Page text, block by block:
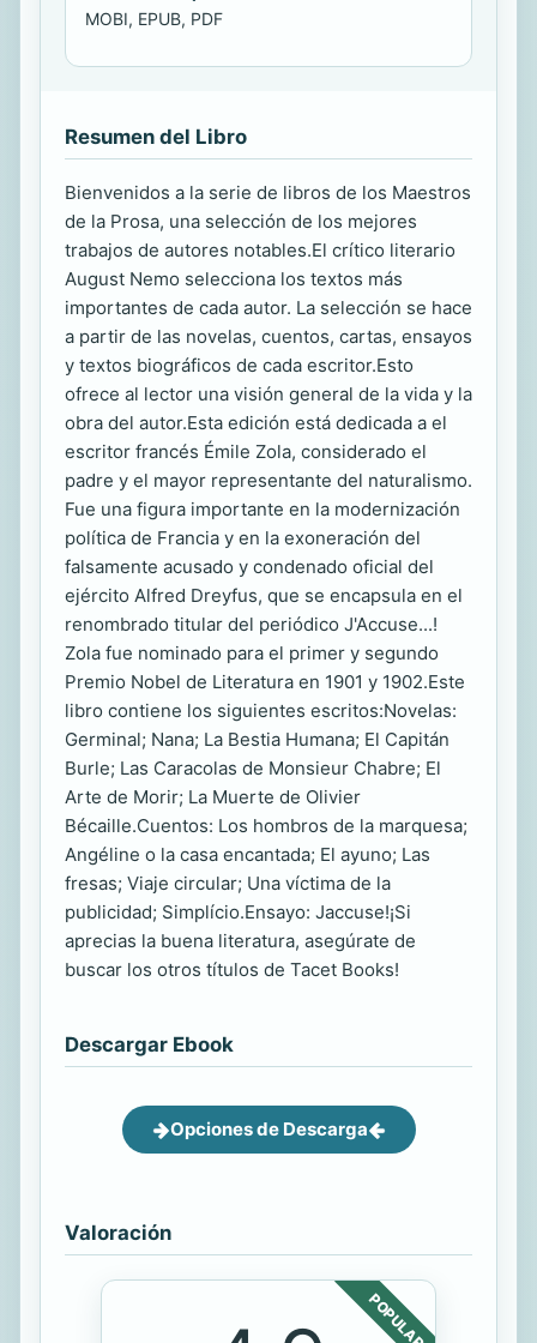
MOBI, EPUB, PDF
Resumen del Libro
Bienvenidos a la serie de libros de los Maestros
de la Prosa, una selección de los mejores
trabajos de autores notables.El crítico literario
August Nemo selecciona los textos más
importantes de cada autor. La selección se hace
a partir de las novelas, cuentos, cartas, ensayos
y textos biográficos de cada escritor.Esto
ofrece al lector una visión general de la vida y la
obra del autor.Esta edición está dedicada a el
escritor francés Émile Zola, considerado el
padre y el mayor representante del naturalismo.
Fue una figura importante en la modernización
política de Francia y en la exoneración del
falsamente acusado y condenado oficial del
ejército Alfred Dreyfus, que se encapsula en el
renombrado titular del periódico J'Accuse...!
Zola fue nominado para el primer y segundo
Premio Nobel de Literatura en 1901 y 1902.Este
libro contiene los siguientes escritos:Novelas:
Germinal; Nana; La Bestia Humana; El Capitán
Burle; Las Caracolas de Monsieur Chabre; El
Arte de Morir; La Muerte de Olivier
Bécaille.Cuentos: Los hombros de la marquesa;
Angéline o la casa encantada; El ayuno; Las
fresas; Viaje circular; Una víctima de la
publicidad; Simplício.Ensayo: Jaccuse!¡Si
aprecias la buena literatura, asegúrate de
buscar los otros títulos de Tacet Books!
Descargar Ebook
Opciones de Descarga
Valoración
POPULAR